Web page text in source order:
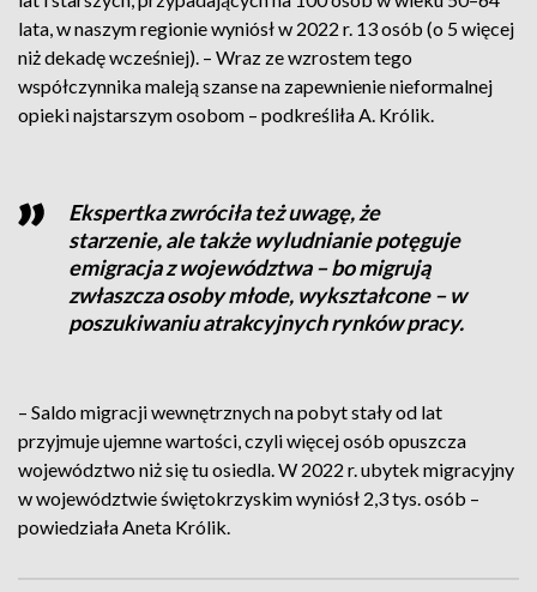
lata, w naszym regionie wyniósł w 2022 r. 13 osób (o 5 więcej
niż dekadę wcześniej). – Wraz ze wzrostem tego
współczynnika maleją szanse na zapewnienie nieformalnej
opieki najstarszym osobom – podkreśliła A. Królik.
Ekspertka zwróciła też uwagę, że
starzenie, ale także wyludnianie potęguje
emigracja z województwa – bo migrują
zwłaszcza osoby młode, wykształcone – w
poszukiwaniu atrakcyjnych rynków pracy.
– Saldo migracji wewnętrznych na pobyt stały od lat
przyjmuje ujemne wartości, czyli więcej osób opuszcza
województwo niż się tu osiedla. W 2022 r. ubytek migracyjny
w województwie świętokrzyskim wyniósł 2,3 tys. osób –
powiedziała Aneta Królik.